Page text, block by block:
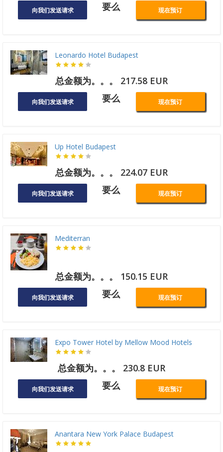
向我们发送请求 要么 现在预订
Leonardo Hotel Budapest
总金额为。。。 217.58 EUR
向我们发送请求 要么 现在预订
Up Hotel Budapest
总金额为。。。 224.07 EUR
向我们发送请求 要么 现在预订
Mediterran
总金额为。。。 150.15 EUR
向我们发送请求 要么 现在预订
Expo Tower Hotel by Mellow Mood Hotels
总金额为。。。 230.8 EUR
向我们发送请求 要么 现在预订
Anantara New York Palace Budapest